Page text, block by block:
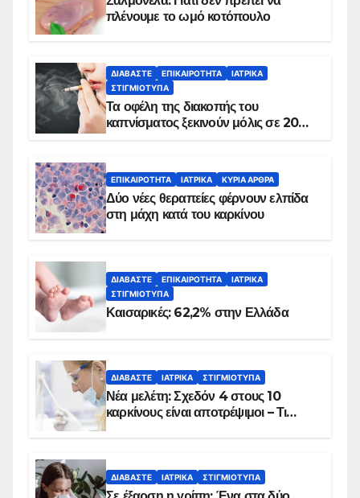
πλένουμε το ωμό κοτόπουλο
ΔΙΑΒΆΣΤΕ ΕΠΙΚΑΙΡΌΤΗΤΑ
ΙΑΤΡΙΚΆ
ΣΤΙΓΜΙΌΤΥΠΑ
Τα οφέλη της διακοπής του
καπνίσματος ξεκινούν μόλις σε 20
ΕΠΙΚΑΙΡΌΤΗΤΑ ΙΑΤΡΙΚΆ ΚΥΡΙΑ ΑΡΘΡΑ
Δύο νέες θεραπείες φέρνουν ελπίδα
στη μάχη κατά του καρκίνου
ΔΙΑΒΆΣΤΕ ΕΠΙΚΑΙΡΌΤΗΤΑ
ΙΑΤΡΙΚΆ
ΣΤΙΓΜΙΌΤΥΠΑ
Καισαρικές: 62,2% στην Ελλάδα
ΔΙΑΒΆΣΤΕ ΙΑΤΡΙΚΆ ΣΤΙΓΜΙΌΤΥΠΑ
Νέα μελέτη: Σχεδόν 4 στους 10
καρκίνους είναι αποτρέψιμοι – Τι
ΔΙΑΒΆΣΤΕ ΙΑΤΡΙΚΆ ΣΤΙΓΜΙΌΤΥΠΑ